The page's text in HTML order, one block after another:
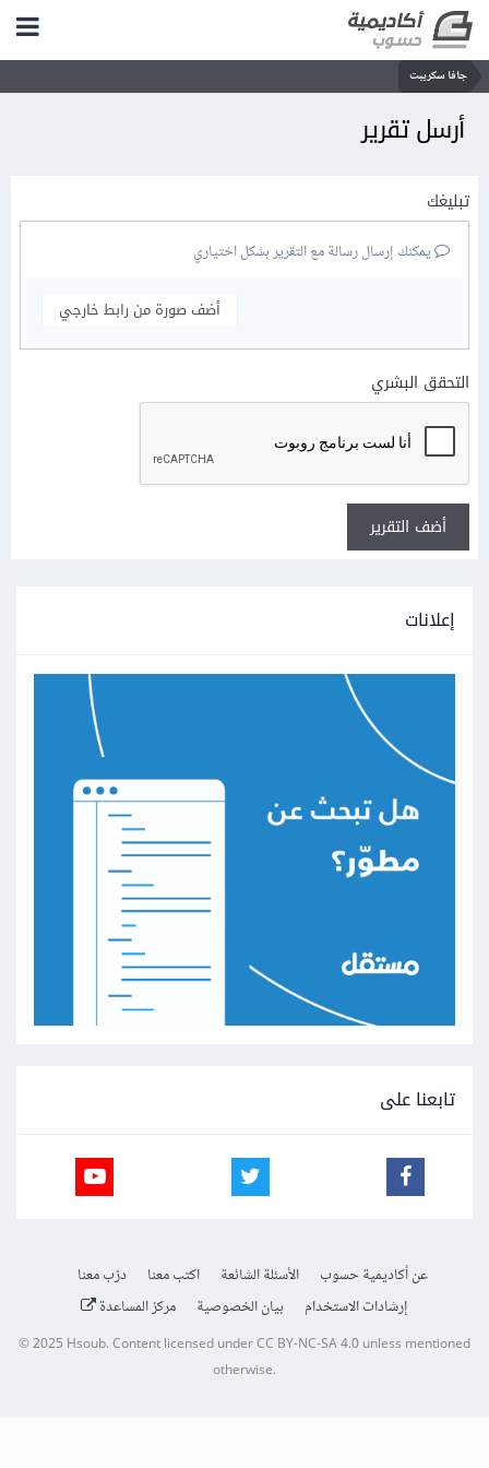
جافا سكريبت
أرسل تقرير
تبليغك
يمكنك إرسال رسالة مع التقرير بشكل اختياري
أضف صورة من رابط خارجي
التحقق البشري
أضف التقرير
إعلانات
تابعنا على
عن أكاديمية حسوب الأسئلة الشائعة اكتب معنا
درّب معنا
إرشادات الاستخدام
بيان الخصوصية مركز المساعدة
© 2025 Hsoub.Content licensed underCC BY-NC-SA 4.0unless mentioned
otherwise.